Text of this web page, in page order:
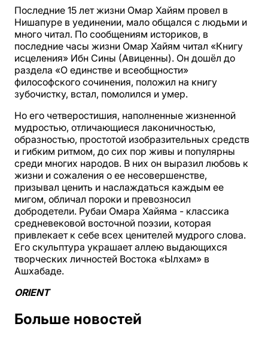
Последние 15 лет жизни Омар Хайям провел в
Нишапуре в уединении, мало общался с людьми и
много читал. По сообщениям историков, в
последние часы жизни Омар Хайям читал «Книгу
исцеления» Ибн Сины (Авиценны). Он дошёл до
раздела «О единстве и всеобщности»
философского сочинения, положил на книгу
зубочистку, встал, помолился и умер.
Но его четверостишия, наполненные жизненной
мудростью, отличающиеся лаконичностью,
образностью, простотой изобразительных средств
и гибким ритмом, до сих пор живы и популярны
среди многих народов. В них он выразил любовь к
жизни и сожаления о ее несовершенстве,
призывал ценить и наслаждаться каждым ее
мигом, обличал пороки и превозносил
добродетели. Рубаи Омара Хайяма - классика
средневековой восточной поэзии, которая
привлекает к себе всех ценителей мудрого слова.
Его скульптура украшает аллею выдающихся
творческих личностей Востока «Ылхам» в
Ашхабаде.
ORIENT
Больше новостей